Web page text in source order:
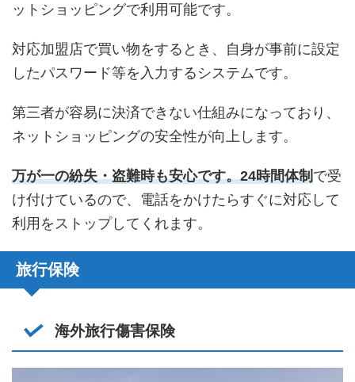
ットショッピングで利用可能です。
対応加盟店で買い物をするとき、自身が事前に設定
したパスワード等を入力するシステムです。
第三者が容易に決済できない仕組みになっており、
ネットショッピングの安全性が向上します。
万が一の紛失・盗難時も安心です。24時間体制 で受
け付けているので、電話をかけたらすぐに対応して
利用をストップしてくれます。
旅行保険
海外旅行傷害保険